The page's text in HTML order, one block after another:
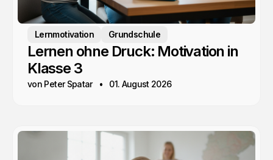
Lernmotivation Grundschule
Lernen ohne Druck: Motivation in
Klasse 3
von Peter Spatar 01. August 2026